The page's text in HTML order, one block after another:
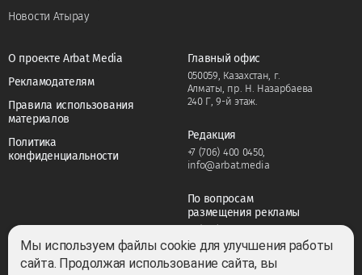
Новости Атырау
О проекте Arbat Media
Рекламодателям
Правила использования
материалов
Политика
конфиденциальности
Главный офис
050059, Казахстан, г.
Алматы, пр. Н. Назарбаева
240 Г, 9-й этаж.
Редакция
+7 (706) 400 0450,
info@arbat.media
По вопросам
размещения рекламы
adv@arbat.media
Мы используем файлы cookie для улучшения работы
сайта. Продолжая использование сайта, вы